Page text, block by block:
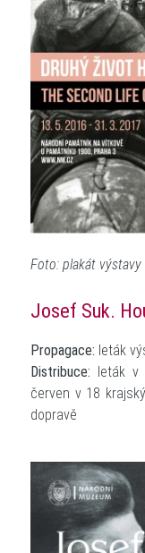
Foto: plakát
Josef Suk.
Propagace: leták
Distribuce: leták v
červen v 18
dopravě